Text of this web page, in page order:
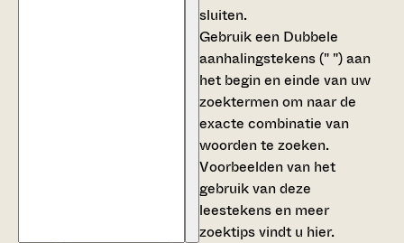
sluiten.
Gebruik een Dubbele
aanhalingstekens (" ")aan
het begin en einde van uw
zoektermen om naar de
exacte combinatie van
woorden te zoeken.
Voorbeelden van het
gebruik van deze
leestekens en meer
zoektips vindt u hier.